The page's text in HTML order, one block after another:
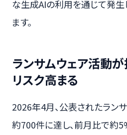
な生成AIの利用を通じて発生
ます。
ランサムウェア活動
リスク高まる
2026年4月、公表されたラン
約700件に達し、前月比で約